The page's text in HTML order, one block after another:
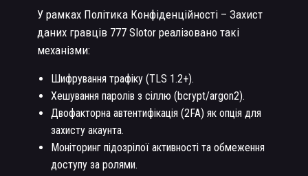
У рамках Політика Конфіденційності – Захист
даних гравців 777 Slotor реалізовано такі
механізми:
Шифрування трафіку (TLS 1.2+).
Хешування паролів з сіллю (bcrypt/argon2).
Двофакторна автентифікація (2FA) як опція для
захисту акаунта.
Моніторинг підозрілої активності та обмеження
доступу за ролями.